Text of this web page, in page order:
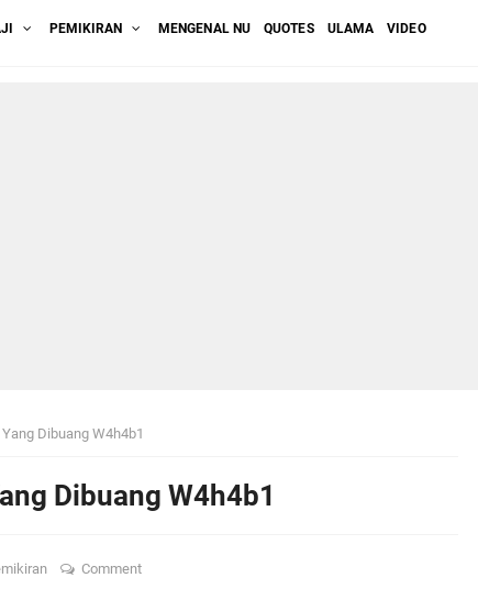
PEMIKIRAN MENGENAL NU QUOTES ULAMA VIDEO
Dibuang W4h4b1
Dibuang W4h4b1
Comment